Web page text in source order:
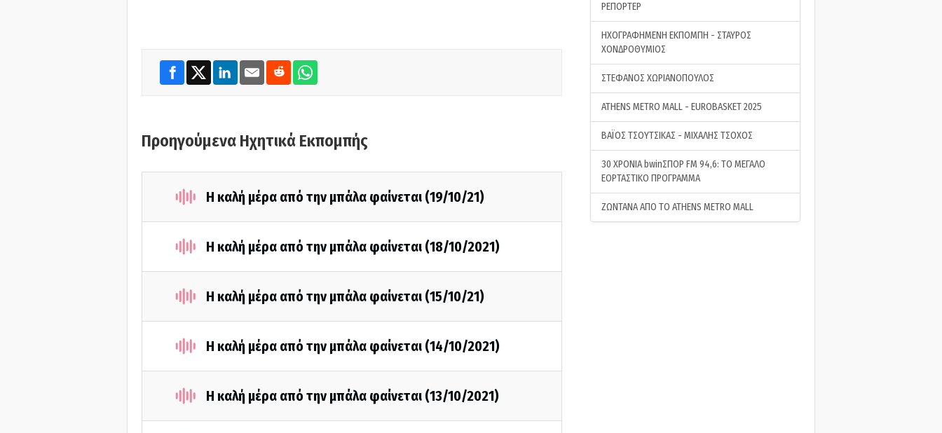
Προηγούμενα Ηχητικά Εκπομπής
Η καλή μέρα από την μπάλα φαίνεται (19/10/21)
Η καλή μέρα από την μπάλα φαίνεται (18/10/2021)
Η καλή μέρα από την μπάλα φαίνεται (15/10/21)
Η καλή μέρα από την μπάλα φαίνεται (14/10/2021)
Η καλή μέρα από την μπάλα φαίνεται (13/10/2021)
ΡΕΠΟΡΤΕΡ
ΗΧΟΓΡΑΦΗΜΕΝΗ ΕΚΠΟΜΠΗ - ΣΤΑΥΡΟΣ
ΧΟΝΔΡΟΘΥΜΙΟΣ
ΣΤΕΦΑΝΟΣ ΧΩΡΙΑΝΟΠΟΥΛΟΣ
ATHENS METRO MALL - EUROBASKET 2025
ΒΑΪΟΣ ΤΣΟΥΤΣΙΚΑΣ - ΜΙΧΑΛΗΣ ΤΣΟΧΟΣ
30 ΧΡΟΝΙΑ bwinΣΠΟΡ FM 94,6: ΤΟ ΜΕΓΑΛΟ
ΕΟΡΤΑΣΤΙΚΟ ΠΡΟΓΡΑΜΜΑ
ΖΩΝΤΑΝΑ ΑΠΟ ΤΟ ATHENS METRO MALL